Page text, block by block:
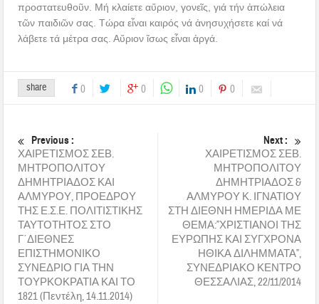
προστατευθοῦν. Μή κλαίετε αὔριον, γονεῖς, γιά τήν ἀπώλεια
τῶν παιδιῶν σας. Τώρα εἶναι καιρός νά ἀνησυχήσετε καί νά
λάβετε τά μέτρα σας. Αὔριον ἴσως εἶναι ἀργά.
share 0 0 0 0
Previous :
ΧΑΙΡΕΤΙΣΜΟΣ ΣΕΒ.
ΜΗΤΡΟΠΟΛΙΤΟΥ
ΔΗΜΗΤΡΙΑΔΟΣ ΚΑΙ
ΑΛΜΥΡΟΥ, ΠΡΟΕΔΡΟΥ
ΤΗΣ Ε.Σ.Ε. ΠΟΛΙΤΙΣΤΙΚΗΣ
ΤΑΥΤΟΤΗΤΟΣ ΣΤΟ
Γ΄ΔΙΕΘΝΕΣ
ΕΠΙΣΤΗΜΟΝΙΚΟ
ΣΥΝΕΔΡΙΟ ΓΙΑ ΤΗΝ
ΤΟΥΡΚΟΚΡΑΤΙΑ ΚΑΙ ΤΟ
1821 (Πεντέλη, 14.11.2014)
Next :
ΧΑΙΡΕΤΙΣΜΟΣ ΣΕΒ.
ΜΗΤΡΟΠΟΛΙΤΟΥ
ΔΗΜΗΤΡΙΑΔΟΣ &
ΑΛΜΥΡΟΥ Κ. ΙΓΝΑΤΙΟΥ
ΣΤΗ ΔΙΕΘΝΗ ΗΜΕΡΙΔΑ ΜΕ
ΘΕΜΑ:”ΧΡΙΣΤΙΑΝΟΙ ΤΗΣ
ΕΥΡΩΠΗΣ ΚΑΙ ΣΥΓΧΡΟΝΑ
ΗΘΙΚΑ ΔΙΛΗΜΜΑΤΑ”,
ΣΥΝΕΔΡΙΑΚΟ ΚΕΝΤΡΟ
ΘΕΣΣΑΛΙΑΣ, 22/11/2014